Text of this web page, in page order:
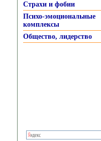
Страхи и фобии
Психо-эмоциональные
комплексы
Общество, лидерство